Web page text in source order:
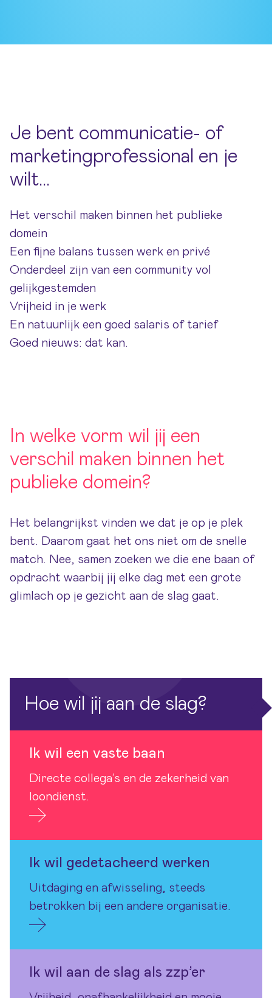
Je bent communicatie- of
marketingprofessional en je
wilt…
Het verschil maken binnen het publieke
domein
Een fijne balans tussen werk en privé
Onderdeel zijn van een community vol
gelijkgestemden
Vrijheid in je werk
En natuurlijk een goed salaris of tarief
Goed nieuws: dat kan.
In welke vorm wil jij een
verschil maken binnen het
publieke domein?
Het belangrijkst vinden we dat je op je plek
bent. Daarom gaat het ons niet om de snelle
match. Nee, samen zoeken we die ene baan of
opdracht waarbij jij elke dag met een grote
glimlach op je gezicht aan de slag gaat.
Hoe wil jij aan de slag?
Ik wil een vaste baan
Directe collega’s en de zekerheid van
loondienst.
Ik wil gedetacheerd werken
Uitdaging en afwisseling, steeds
betrokken bij een andere organisatie.
Ik wil aan de slag als zzp’er